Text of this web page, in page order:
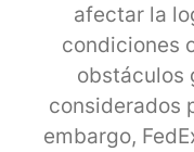
afectar la
condiciones
obstáculos
considerados
embargo,